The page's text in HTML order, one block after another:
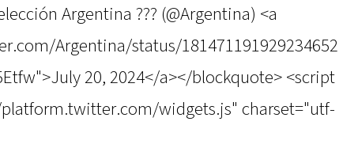
Argentina ??? (@Argentina) <a
Argentina/status/181471191929234652
20, 2024</a></blockquote> <script
widgets.js" charset="utf-